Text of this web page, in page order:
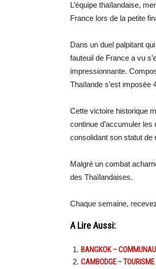
L’équipe thaïlandaise,
France lors de la petite
Dans un duel palpitant
fauteuil de France a vu
impressionnante.
Thaïlande s’est imposée
Cette victoire historique
continue d’accumuler
consolidant son statut de
Malgré un combat
des Thaïlandaises.
Chaque semaine,
A Lire Aussi:
BANGKOK –
CAMBODGE –